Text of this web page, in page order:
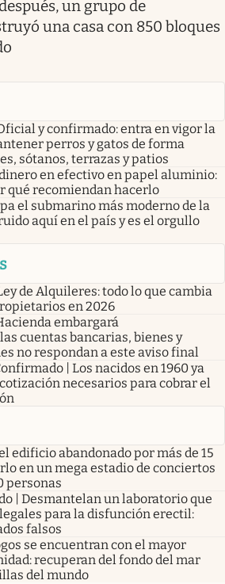
un grupo de
una casa con 850 bloques
y confirmado: entra en vigor la
perros y gatos de forma
sótanos, terrazas y patios
en efectivo en papel aluminio:
qué recomiendan hacerlo
el submarino más moderno de la
aquí en el país y es el orgullo
de Alquileres: todo lo que cambia
en 2026
embargará
cuentas bancarias, bienes y
no respondan a este aviso final
| Los nacidos en 1960 ya
necesarios para cobrar el
edificio abandonado por más de 15
en un mega estadio de conciertos
personas
| Desmantelan un laboratorio que
para la disfunción erectil:
falsos
se encuentran con el mayor
recuperan del fondo del mar
del mundo